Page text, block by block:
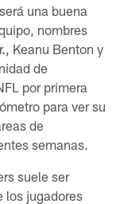
una buena
nombres
Keanu Benton y
de
por primera
para ver su
de
semanas.
suele ser
los jugadores